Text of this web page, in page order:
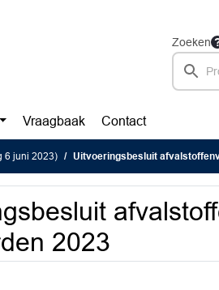
Zoeken
Vraagbaak Contact
6 juni 2023) Uitvoeringsbesluit
2023